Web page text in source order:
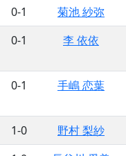
0-1
菊池 紗弥
0-1 李 依依
0-1 手嶋 恋葉
1-0
野村 梨紗